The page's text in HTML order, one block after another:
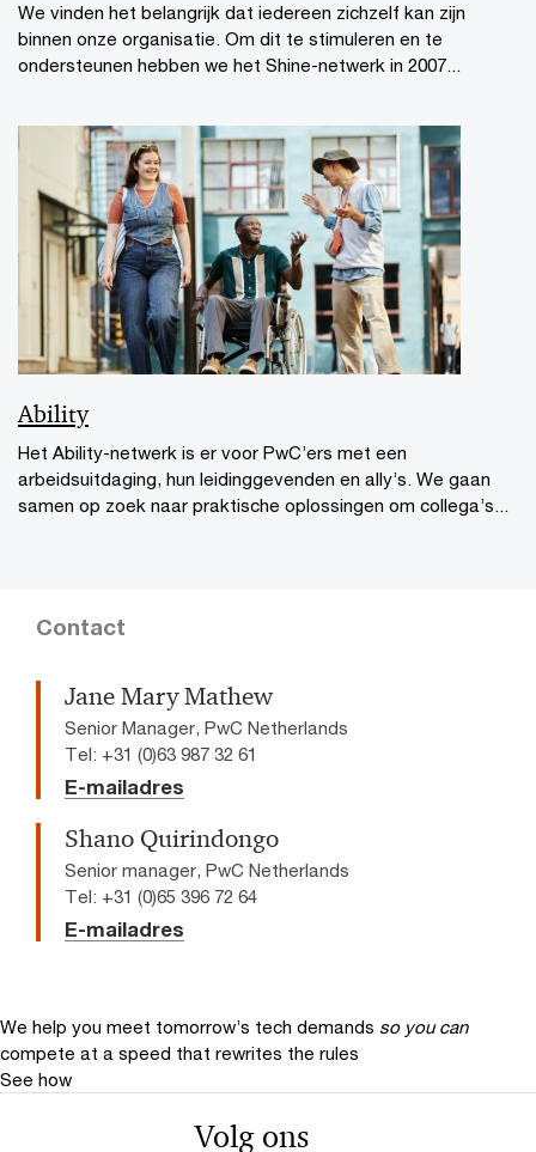
We vinden het belangrijk dat iedereen zichzelf kan zijn
binnen onze organisatie. Om dit te stimuleren en te
ondersteunen hebben we het Shine-netwerk in 2007...
Ability
Het Ability-netwerk is er voor PwC’ers met een
arbeidsuitdaging, hun leidinggevenden en ally’s. We gaan
samen op zoek naar praktische oplossingen om collega’s...
Contact
Jane Mary Mathew
Senior Manager, PwC Netherlands
Tel: +31 (0)63 987 32 61
E-mailadres
Shano Quirindongo
Senior manager, PwC Netherlands
Tel: +31 (0)65 396 72 64
E-mailadres
We help you meet tomorrow’s tech demands so you can
compete at a speed that rewrites the rules
See how
Volg ons